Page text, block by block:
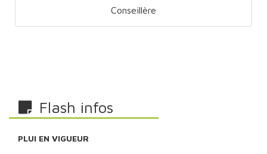
Conseillère
Flash infos
PLUI EN VIGUEUR